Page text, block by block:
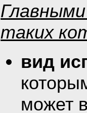
таких
вид
может